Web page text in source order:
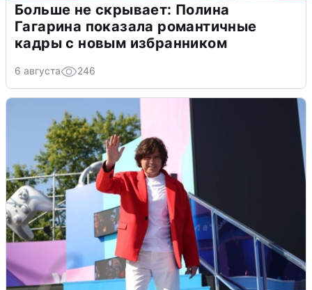
Больше не скрывает: Полина
Гагарина показала романтичные
кадры с новым избранником
6 августа 246